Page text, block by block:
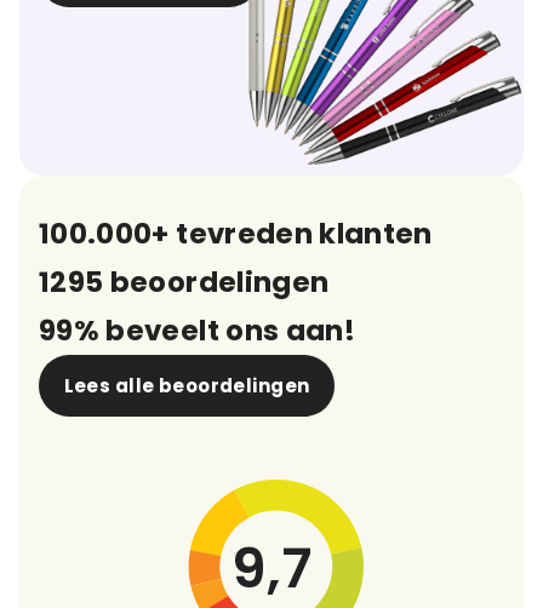
100.000+ tevreden klanten
1295 beoordelingen
99% beveelt ons aan!
Lees alle beoordelingen
9,7